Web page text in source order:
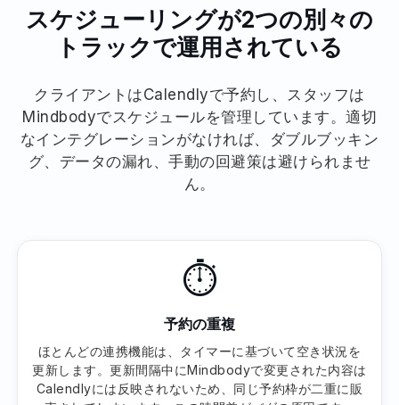
スケジューリングが2つの別々の
トラックで運用されている
クライアントはCalendlyで予約し、スタッフは
Mindbodyでスケジュールを管理しています。適切
なインテグレーションがなければ、ダブルブッキン
グ、データの漏れ、手動の回避策は避けられませ
ん。
⏱
予約の重複
ほとんどの連携機能は、タイマーに基づいて空き状況を
更新します。更新間隔中にMindbodyで変更された内容は
Calendlyには反映されないため、同じ予約枠が二重に販